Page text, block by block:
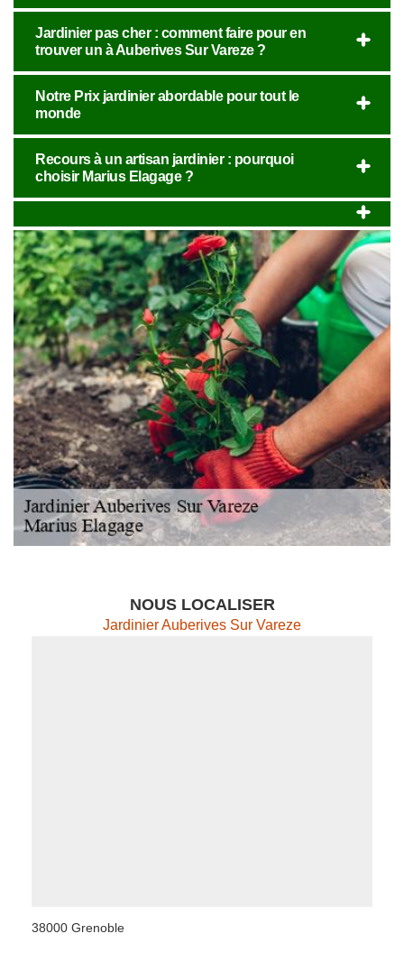
Jardinier pas cher : comment faire pour en
trouver un à Auberives Sur Vareze ?
Notre Prix jardinier abordable pour tout le
monde
Recours à un artisan jardinier : pourquoi
choisir Marius Elagage ?
NOUS LOCALISER
Jardinier Auberives Sur Vareze
38000 Grenoble